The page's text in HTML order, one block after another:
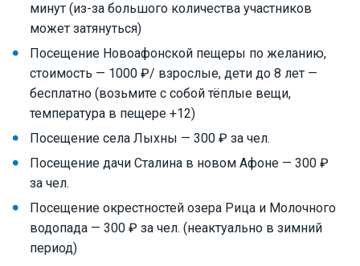
минут (из-за большого количества участников
может затянуться)
Посещение Новоафонской пещеры по желанию,
стоимость — 1000 ₽/ взрослые, дети до 8 лет —
бесплатно (возьмите с собой тёплые вещи,
температура в пещере +12)
Посещение села Лыхны — 300 ₽ за чел.
Посещение дачи Сталина в новом Афоне — 300 ₽
за чел.
Посещение окрестностей озера Рица и Молочного
водопада — 300 ₽ за чел. (неактуально в зимний
период)